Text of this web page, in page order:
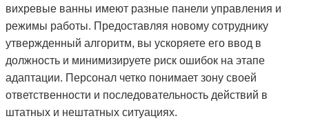
вихревые ванны имеют разные панели управления и
режимы работы. Предоставляя новому сотруднику
утвержденный алгоритм, вы ускоряете его ввод в
должность и минимизируете риск ошибок на этапе
адаптации. Персонал четко понимает зону своей
ответственности и последовательность действий в
штатных и нештатных ситуациях.